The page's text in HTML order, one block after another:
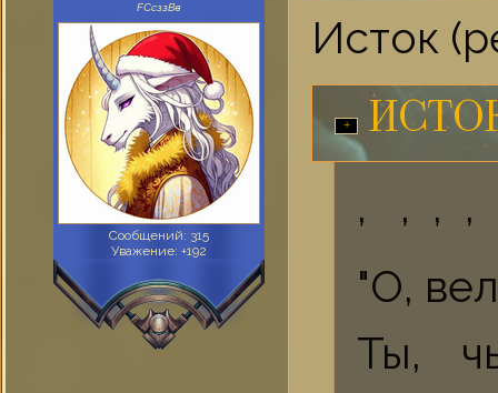
FСсззВв
Сообщений: 315
Уважение: +192
Исток
, , , ,
"О,
Ты,